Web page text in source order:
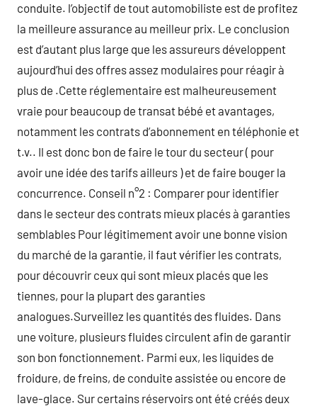
conduite. l’objectif de tout automobiliste est de profitez
la meilleure assurance au meilleur prix. Le conclusion
est d’autant plus large que les assureurs développent
aujourd’hui des offres assez modulaires pour réagir à
plus de .Cette réglementaire est malheureusement
vraie pour beaucoup de transat bébé et avantages,
notamment les contrats d’abonnement en téléphonie et
t.v.. Il est donc bon de faire le tour du secteur ( pour
avoir une idée des tarifs ailleurs ) et de faire bouger la
concurrence. Conseil n°2 : Comparer pour identifier
dans le secteur des contrats mieux placés à garanties
semblables Pour légitimement avoir une bonne vision
du marché de la garantie, il faut vérifier les contrats,
pour découvrir ceux qui sont mieux placés que les
tiennes, pour la plupart des garanties
analogues.Surveillez les quantités des fluides. Dans
une voiture, plusieurs fluides circulent afin de garantir
son bon fonctionnement. Parmi eux, les liquides de
froidure, de freins, de conduite assistée ou encore de
lave-glace. Sur certains réservoirs ont été créés deux